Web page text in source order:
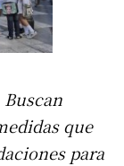
que
para